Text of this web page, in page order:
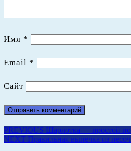
Имя *
Email *
Сайт
Навигация
PREVIOUS Предыдущая
запись:
Шарлотка — простой
NEXT Следующая
Правильная выпечка из